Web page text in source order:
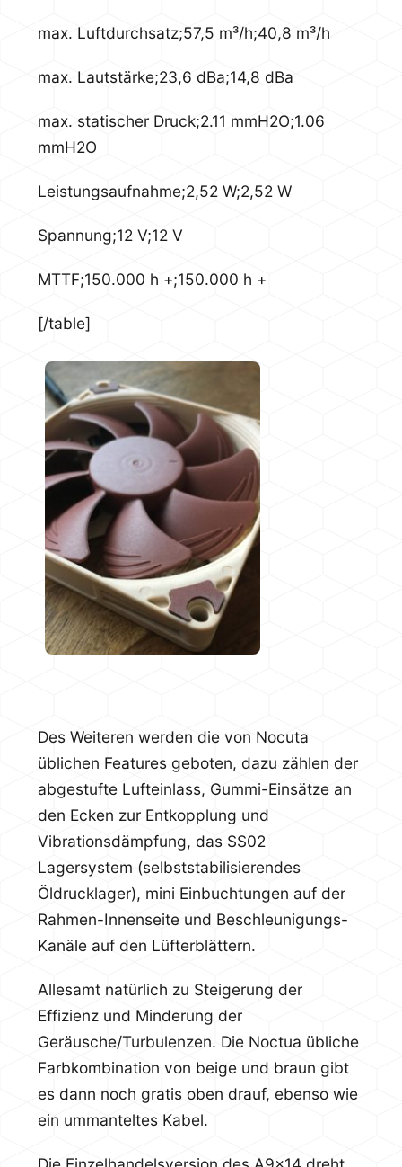
max. Luftdurchsatz;57,5 m³/h;40,8 m³/h
max. Lautstärke;23,6 dBa;14,8 dBa
max. statischer Druck;2.11 mmH2O;1.06
mmH2O
Leistungsaufnahme;2,52 W;2,52 W
Spannung;12 V;12 V
MTTF;150.000 h +;150.000 h +
[/table]
Des Weiteren werden die von Nocuta
üblichen Features geboten, dazu zählen der
abgestufte Lufteinlass, Gummi-Einsätze an
den Ecken zur Entkopplung und
Vibrationsdämpfung, das SS02
Lagersystem (selbststabilisierendes
Öldrucklager), mini Einbuchtungen auf der
Rahmen-Innenseite und Beschleunigungs-
Kanäle auf den Lüfterblättern.
Allesamt natürlich zu Steigerung der
Effizienz und Minderung der
Geräusche/Turbulenzen. Die Noctua übliche
Farbkombination von beige und braun gibt
es dann noch gratis oben drauf, ebenso wie
ein ummanteltes Kabel.